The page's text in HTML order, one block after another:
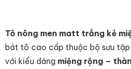
Tô nông men matt trắng kẻ
bát tô cao cấp thuộc bộ sưu tập
với kiểu dáng miệng rộng –